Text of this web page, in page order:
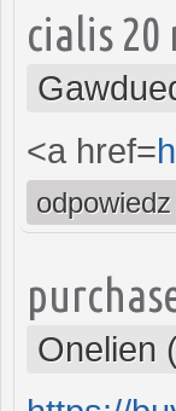
cialis 20
<a href=
odpowiedz
Onelien